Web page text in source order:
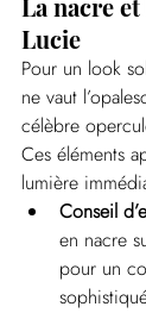
La nacre
Lucie
Pour un look
ne vaut
célèbre
Ces éléments
lumière
Conseil
en nacre
pour un